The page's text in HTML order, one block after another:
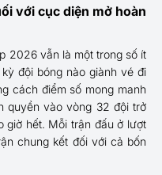
với cục diện mở hoàn
2026 vẫn là một trong số ít
đội bóng nào giành vé đi
cách điểm số mong manh
quyền vào vòng 32 đội trở
giờ hết. Mỗi trận đấu ở lượt
chung kết đối với cả bốn